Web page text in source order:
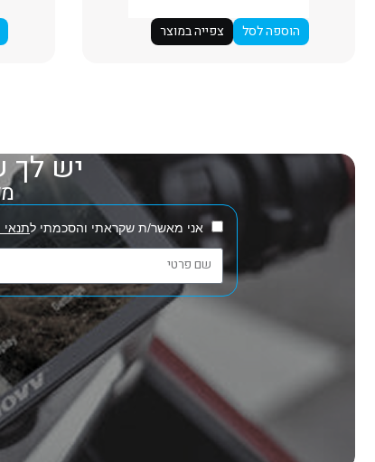
הוספה לסל צפייה במוצר
יש לך
אני מאשר/ת שקראתי והסכמתי ל